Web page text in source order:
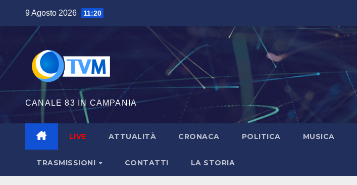
contenuto
9 Agosto 2026 11:20
CANALE 83 IN CAMPANIA
LIVE ATTUALITÀ CRONACA POLITICA MUSICA
TRASMISSIONI CONTATTI LA STORIA